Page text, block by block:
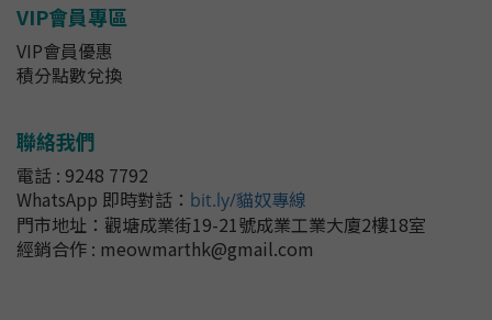
VIP會員專區
VIP會員優惠
積分點數兌換
聯絡我們
電話 : 9248 7792
WhatsApp 即時對話 ： bit.ly/貓奴專線
門市地址： 觀塘成業街19-21號成業工業大廈2樓18室
經銷合作 : meowmarthk@gmail.com